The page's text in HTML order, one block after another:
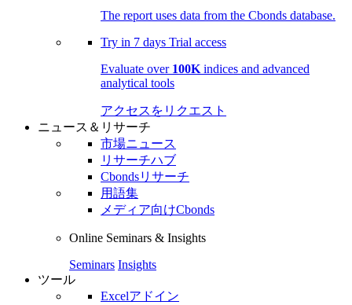
The report uses data from the Cbonds database.
Try in 7 days Trial access
Evaluate over 100K indices and advanced
analytical tools
アクセスをリクエスト
ニュース＆リサーチ
市場ニュース
リサーチハブ
Cbondsリサーチ
用語集
メディア向けCbonds
Online Seminars & Insights
Seminars Insights
ツール
Excelアドイン